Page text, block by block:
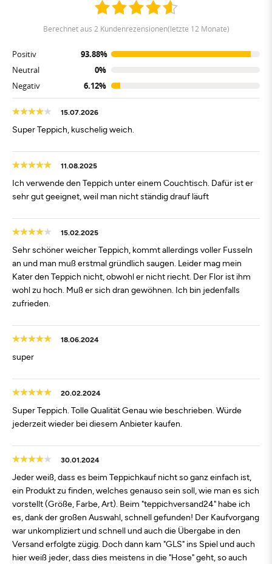
berechnet aus 2 Kundenrezensionen(letzte 12 Monate)
Positiv
93.88%
Neutral
0%
Negativ
6.12%
15.07.2026
Super Teppich, kuschelig weich.
11.08.2025
Ich verwende den Teppich unter einem Couchtisch. Dafür ist er
sehr gut geeignet, weil man nicht ständig drauf läuft
15.02.2025
Sehr schöner weicher Teppich, kommt allerdings voller Fusseln
an und man muß erstmal gründlich saugen. Leider mag mein
Kater den Teppich nicht, obwohl er nicht riecht. Der Flor ist ihm
wohl zu hoch. Muß er sich dran gewöhnen. Ich bin jedenfalls
zufrieden.
18.06.2024
super
20.02.2024
Super Teppich. Tolle Qualität Genau wie beschrieben. Würde
jederzeit wieder bei diesem Anbieter kaufen.
30.01.2024
Jeder weiß, dass es beim Teppichkauf nicht so ganz einfach ist,
ein Produkt zu finden, welches genauso sein soll, wie man es sich
vorstellt (Größe, Farbe, Art). Beim "teppichversand24" habe ich
es, dank der großen Auswahl, schnell gefunden! Der Kaufvorgang
war unkompliziert und schnell und auch die Übergabe in den
Versand erfolgte zügig. Doch dann kam "GLS" ins Spiel und auch
hier weiß jeder, dass dies meistens in die "Hose" geht, so auch